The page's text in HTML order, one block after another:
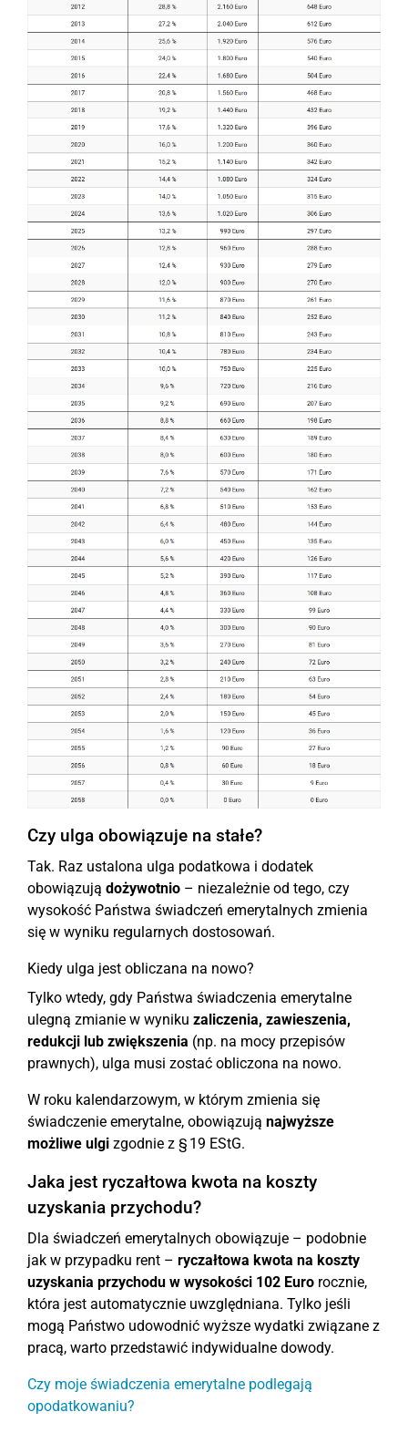
Czy ulga obowiązuje na stałe?
Tak. Raz ustalona ulga podatkowa i dodatek
obowiązują dożywotnio – niezależnie od tego, czy
wysokość Państwa świadczeń emerytalnych zmienia
się w wyniku regularnych dostosowań.
Kiedy ulga jest obliczana na nowo?
Tylko wtedy, gdy Państwa świadczenia emerytalne
ulegną zmianie w wyniku zaliczenia, zawieszenia,
redukcji lub zwiększenia (np. na mocy przepisów
prawnych), ulga musi zostać obliczona na nowo.
W roku kalendarzowym, w którym zmienia się
świadczenie emerytalne, obowiązują najwyższe
możliwe ulgi zgodnie z § 19 EStG.
Jaka jest ryczałtowa kwota na koszty
uzyskania przychodu?
Dla świadczeń emerytalnych obowiązuje – podobnie
jak w przypadku rent – ryczałtowa kwota na koszty
uzyskania przychodu w wysokości 102 Euro rocznie,
która jest automatycznie uwzględniana. Tylko jeśli
mogą Państwo udowodnić wyższe wydatki związane z
pracą, warto przedstawić indywidualne dowody.
Czy moje świadczenia emerytalne podlegają
opodatkowaniu?